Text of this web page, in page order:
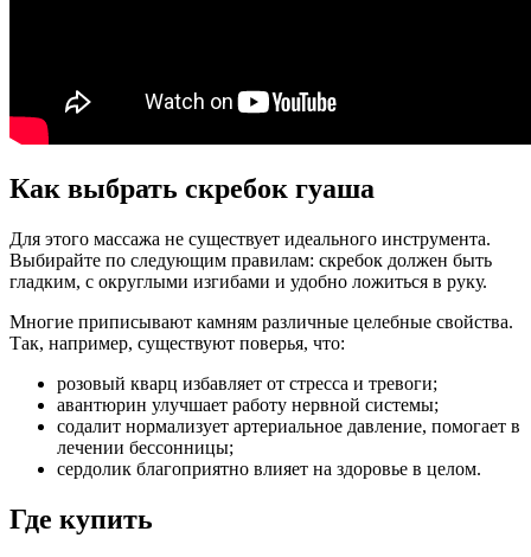
Как выбрать скребок гуаша
Для этого массажа не существует идеального инструмента.
Выбирайте по следующим правилам: скребок должен быть
гладким, с округлыми изгибами и удобно ложиться в руку.
Многие приписывают камням различные целебные свойства.
Так, например, существуют поверья, что:
розовый кварц избавляет от стресса и тревоги;
авантюрин улучшает работу нервной системы;
содалит нормализует артериальное давление, помогает в
лечении бессонницы;
сердолик благоприятно влияет на здоровье в целом.
Где купить